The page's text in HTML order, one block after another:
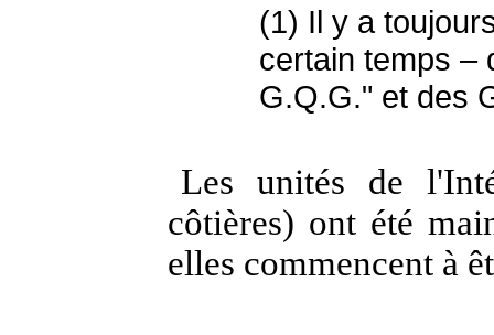
(1) Il y a
certain temps –
G.Q.G." et des
Les unités de
côtières) ont été
elles commencent à